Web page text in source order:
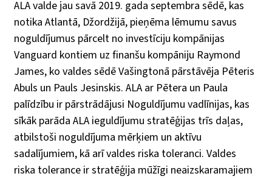
ALA valde jau savā 2019. gada septembra sēdē, kas
notika Atlantā, Džordžijā, pieņēma lēmumu savus
noguldījumus pārcelt no investīciju kompānijas
Vanguard kontiem uz finanšu kompāniju Raymond
James, ko valdes sēdē Vašingtonā pārstāvēja Pēteris
Abuls un Pauls Jesinskis. ALA ar Pētera un Paula
palīdzību ir pārstrādājusi Noguldījumu vadlīnijas, kas
sīkāk parāda ALA ieguldījumu stratēģijas trīs daļas,
atbilstoši noguldījuma mērķiem un aktīvu
sadalījumiem, kā arī valdes riska toleranci. Valdes
riska tolerance ir stratēģija mūžīgi neaizskaramajiem